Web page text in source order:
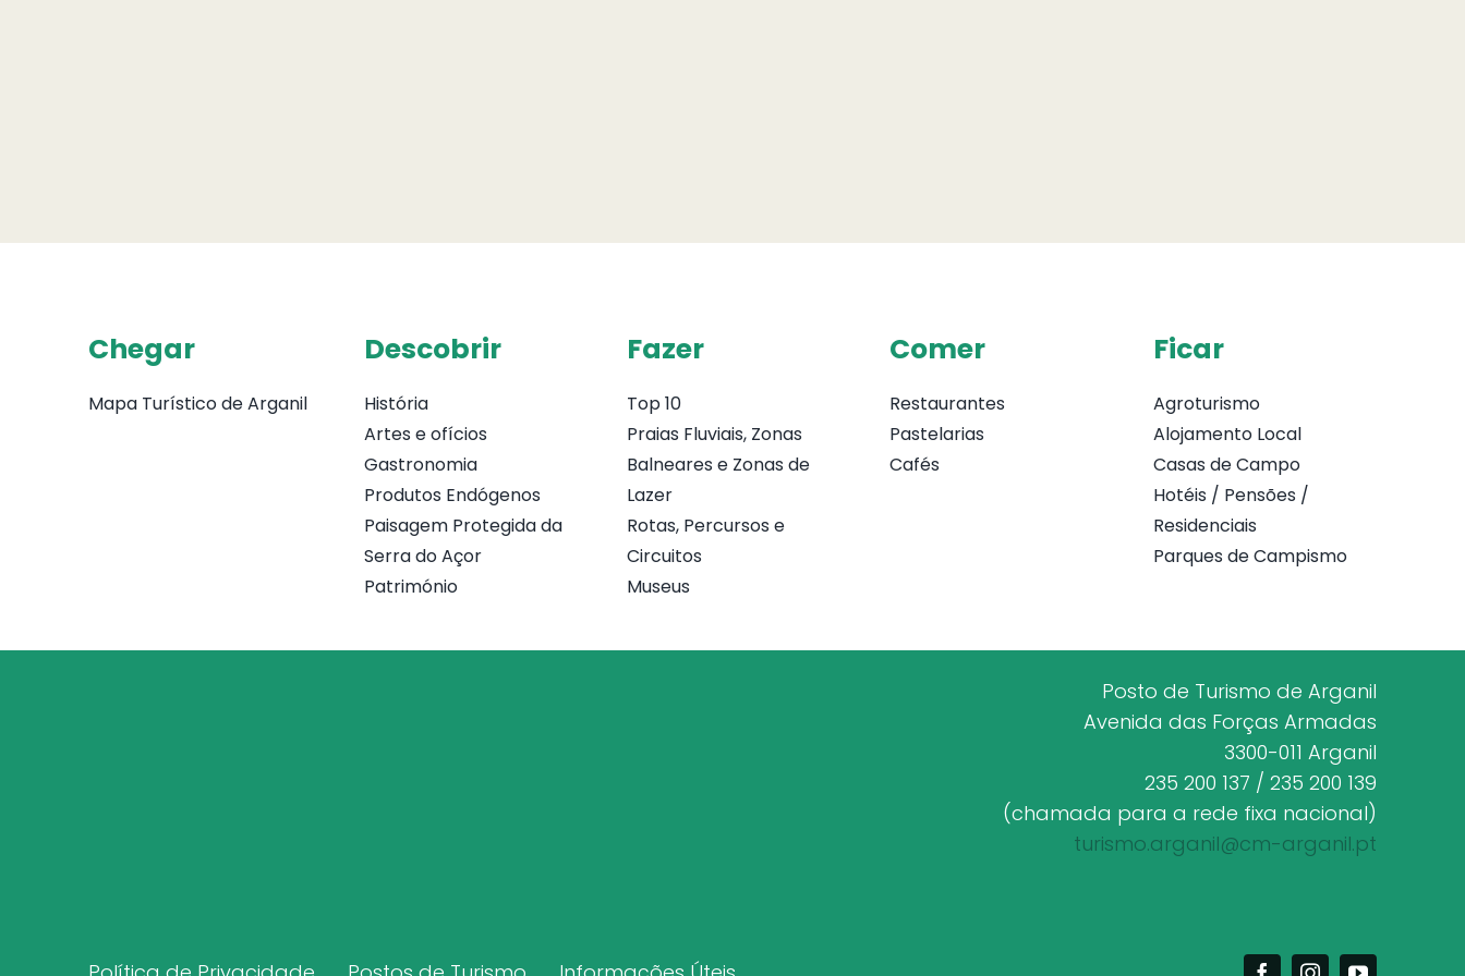
Chegar
Mapa Turístico de Arganil
Descobrir
História
Artes e ofícios
Gastronomia
Produtos Endógenos
Paisagem Protegida da
Serra do Açor
Património
Fazer
Top 10
Praias Fluviais, Zonas
Balneares e Zonas de
Lazer
Rotas, Percursos e
Circuitos
Museus
Comer
Restaurantes
Pastelarias
Cafés
Ficar
Agroturismo
Alojamento Local
Casas de Campo
Hotéis / Pensões /
Residenciais
Parques de Campismo
Posto de Turismo de Arganil
Avenida das Forças Armadas
3300-011 Arganil
235 200 137 / 235 200 139
(chamada para a rede fixa nacional)
turismo.arganil@cm-arganil.pt